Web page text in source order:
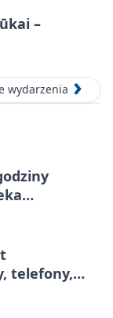
–
wydarzenia
telefony,